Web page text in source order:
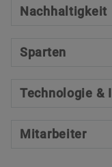
Nachhaltigkeit
Sparten
Technologie &
Mitarbeiter